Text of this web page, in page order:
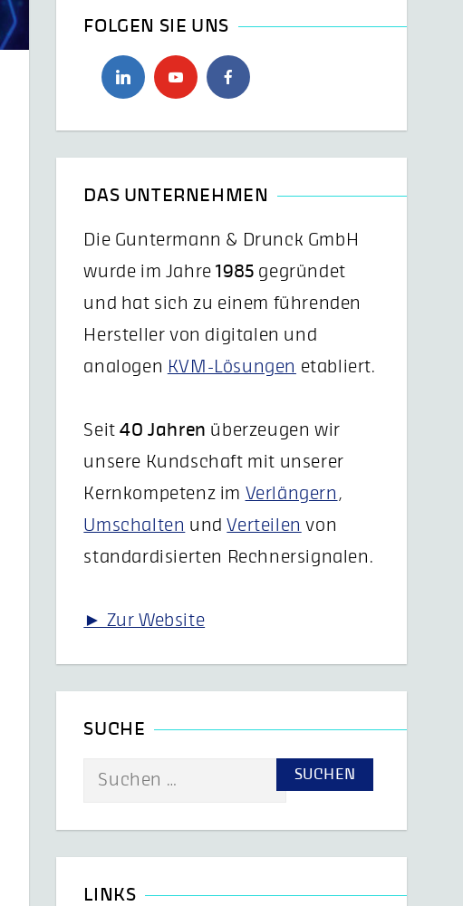
FOLGEN SIE UNS
DAS UNTERNEHMEN
Die Guntermann & Drunck GmbH
wurde im Jahre1985 gegründet
und hat sich zu einem führenden
Hersteller von digitalen und
analogen KVM-Lösungen etabliert.
Seit40 Jahren überzeugen wir
unsere Kundschaft mit unserer
Kernkompetenz im Verlängern ,
Umschalten undVerteilen von
standardisierten Rechnersignalen.
► Zur Website
SUCHE
Suche
LINKS